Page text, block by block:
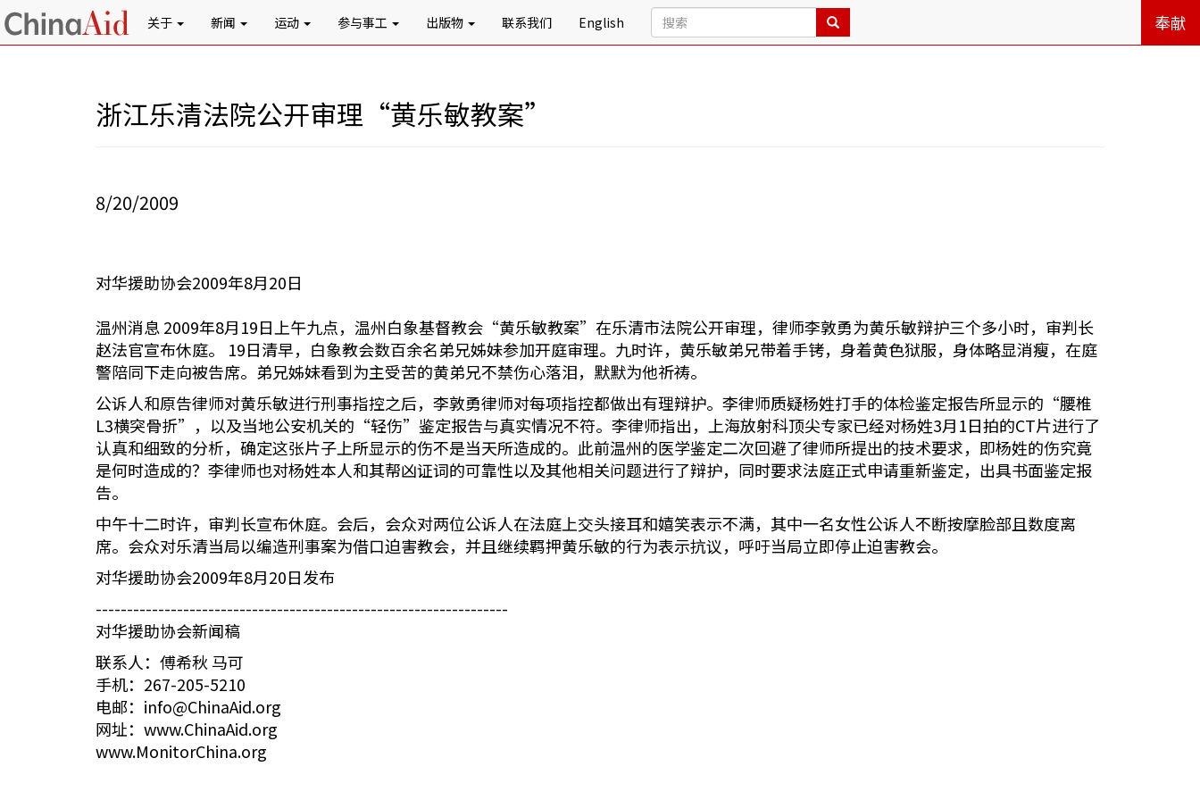
关于 新闻 运动 参与事工 出版物 联系我们 English 奉献
浙江乐清法院公开审理“黄乐敏教案”
8/20/2009
对华援助协会2009年8月20日
温州消息 2009年8月19日上午九点，温州白象基督教会“黄乐敏教案”在乐清市法院公开审理，律师李敦勇为黄乐敏辩护三个多小时，审判长
赵法官宣布休庭。 19日清早，白象教会数百余名弟兄姊妹参加开庭审理。九时许，黄乐敏弟兄带着手铐，身着黄色狱服，身体略显消瘦，在庭
警陪同下走向被告席。弟兄姊妹看到为主受苦的黄弟兄不禁伤心落泪，默默为他祈祷。
公诉人和原告律师对黄乐敏进行刑事指控之后，李敦勇律师对每项指控都做出有理辩护。李律师质疑杨姓打手的体检鉴定报告所显示的“腰椎
L3横突骨折”，以及当地公安机关的“轻伤”鉴定报告与真实情况不符。李律师指出，上海放射科顶尖专家已经对杨姓3月1日拍的CT片进行了
认真和细致的分析，确定这张片子上所显示的伤不是当天所造成的。此前温州的医学鉴定二次回避了律师所提出的技术要求，即杨姓的伤究竟
是何时造成的？李律师也对杨姓本人和其帮凶证词的可靠性以及其他相关问题进行了辩护，同时要求法庭正式申请重新鉴定，出具书面鉴定报
告。
中午十二时许，审判长宣布休庭。会后，会众对两位公诉人在法庭上交头接耳和嬉笑表示不满，其中一名女性公诉人不断按摩脸部且数度离
席。会众对乐清当局以编造刑事案为借口迫害教会，并且继续羁押黄乐敏的行为表示抗议，呼吁当局立即停止迫害教会。
对华援助协会2009年8月20日发布
------------------------------------------------------------------
对华援助协会新闻稿
联系人：傅希秋 马可
手机：267-205-5210
电邮：info@ChinaAid.org
网址：www.ChinaAid.org
www.MonitorChina.org